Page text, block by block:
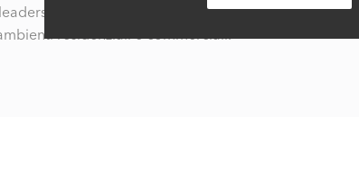
nel mercato globale del comfort
residenziali e commerciali.